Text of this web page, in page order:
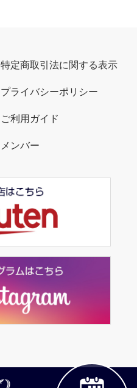
特定商取引法に関する表示
プライバシーポリシー
ご利用ガイド
メンバー